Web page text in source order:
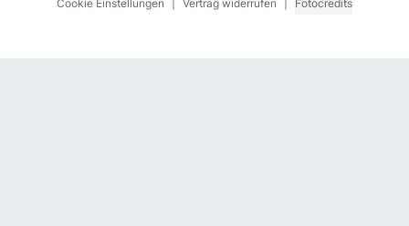
Cookie Einstellungen
Vertrag widerrufen Fotocredits